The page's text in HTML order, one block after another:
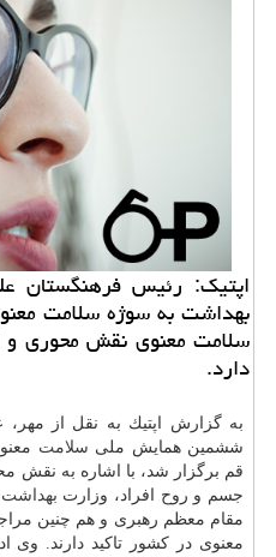
اپتیك: رئیس فرهنگستان
بهداشت به سوژه سلامت
سلامت معنوی نقش محوری و
دارد.
به گزارش اپتیك به نقل از مهر،
ششمین همایش ملی سلامت
قم برگزار شد، با اشاره به نقش
جسم و روح افراد، وزارت بهداشت
مقام معظم رهبری و هم چنین
معنوی در كشور تاكید دارند. وی